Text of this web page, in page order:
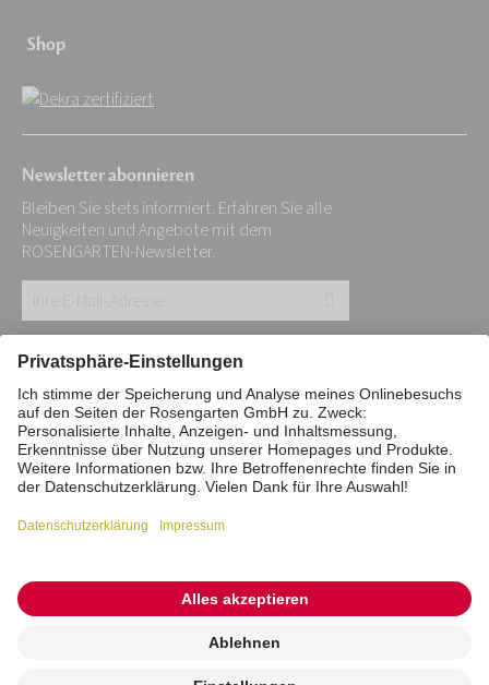
Shop
Newsletter abonnieren
Bleiben Sie stets informiert. Erfahren Sie alle
Neuigkeiten und Angebote mit dem
ROSENGARTEN-Newsletter.
E-
Mail-
Adresse:
*
Impressum Datenschutz
Stiftung
Interne Meldestelle
Zahlungsmittel
Barrierefreiheitserklärung
Vertrag widerrufen
© 2026 ROSENGARTEN-Tierbestattung